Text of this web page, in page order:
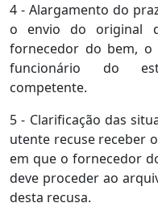
4 - Alargamento do
o envio do original
fornecedor do bem, o
funcionário do
competente.
5 - Clarificação das
utente recuse receber
em que o fornecedor
deve proceder ao
desta recusa.